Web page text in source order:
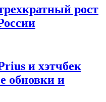
рост
и хэтчбек
обновки и